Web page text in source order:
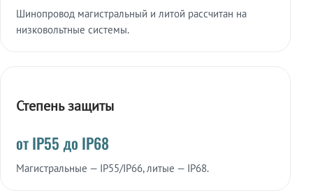
Шинопровод магистральный и литой рассчитан на
низковольтные системы.
Степень защиты
от IP55 до IP68
Магистральные — IP55/IP66, литые — IP68.